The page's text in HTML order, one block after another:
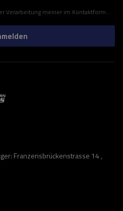
Daten gemäß der Verordnung (EU) des Europäischen Parlaments und des Rates zu.
Franzensbrückenstrasse 14 ,